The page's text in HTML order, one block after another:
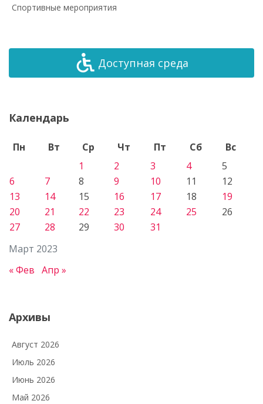
Спортивные мероприятия
Доступная среда
Календарь
Март 2023
Пн Вт Ср Чт Пт Сб
Вс
1
2 3 4
5
6
7 8 9 10 11
12
13
14 15 16 17 18
19
20
21 22 23 24 25
26
27
28 29 30 31
« Фев Апр »
Архивы
Август 2026
Июль 2026
Июнь 2026
Май 2026